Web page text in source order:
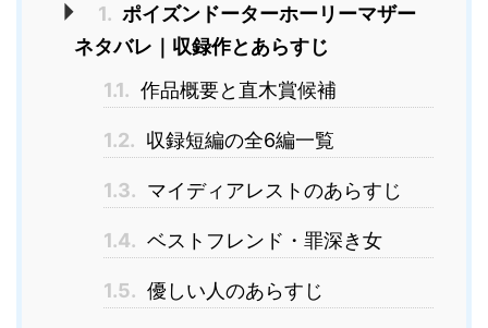
1. ポイズンドーターホーリーマザー
ネタバレ｜収録作とあらすじ
1.1. 作品概要と直木賞候補
1.2. 収録短編の全6編一覧
1.3. マイディアレストのあらすじ
1.4. ベストフレンド・罪深き女
1.5. 優しい人のあらすじ